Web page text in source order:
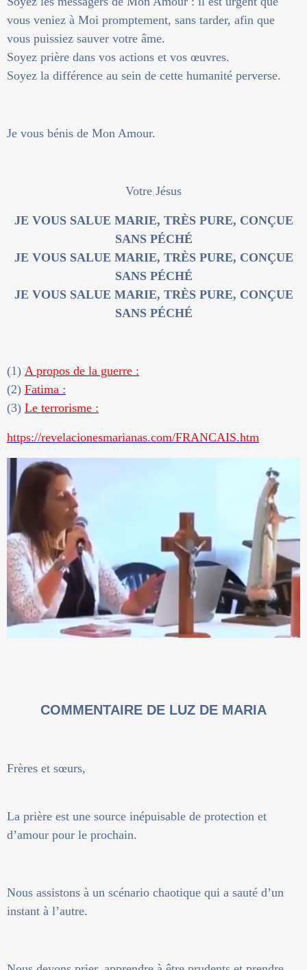
vous veniez à Moi promptement, sans tarder, afin que
vous puissiez sauver votre âme.
Soyez prière dans vos actions et vos œuvres.
Soyez la différence au sein de cette humanité perverse.
Je vous bénis de Mon Amour.
Votre Jésus
JE VOUS SALUE MARIE, TRÈS PURE, CONÇUE
SANS PÉCHÉ
JE VOUS SALUE MARIE, TRÈS PURE, CONÇUE
SANS PÉCHÉ
JE VOUS SALUE MARIE, TRÈS PURE, CONÇUE
SANS PÉCHÉ
(1) A propos de la guerre :
(2) Fatima :
(3) Le terrorisme :
https://revelacionesmarianas.com/FRANCAIS.htm
COMMENTAIRE DE LUZ DE MARIA
Frères et sœurs,
La prière est une source inépuisable de protection et
d’amour pour le prochain.
Nous assistons à un scénario chaotique qui a sauté d’un
instant à l’autre.